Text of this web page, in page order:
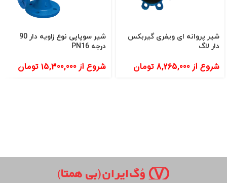
شیر پروانه ای ویفری گیربکس
دار لاگ
شروع از 8,265,000 تومان
شیر سوپاپی نوع زاویه دار 90
درجه PN16
شروع از 15,300,000 تومان